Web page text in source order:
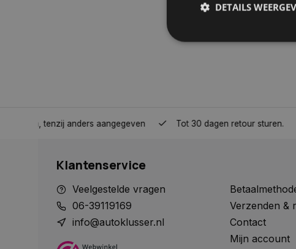
tenzij anders aangegeven Tot 30 dagen retour sturen.
Klantenservice
Veelgestelde vragen
06-39119169
info@autoklusser.nl
Verzenden &
Contact
Mijn account
DETAILS
__cf_bm